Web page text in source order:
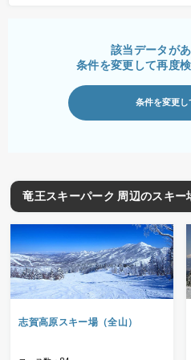
該当データがあ
条件を変更して再度
条件を変更し
竜王スキーパーク 周辺のスキー
志賀高原スキー場（全山）